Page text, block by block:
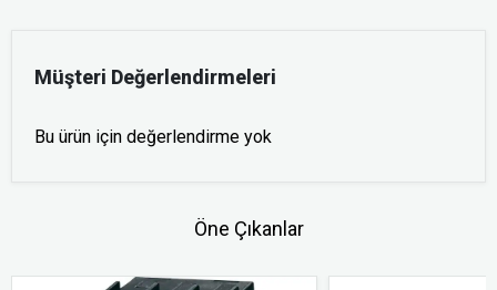
Müşteri Değerlendirmeleri
Bu ürün için değerlendirme yok
Öne Çıkanlar